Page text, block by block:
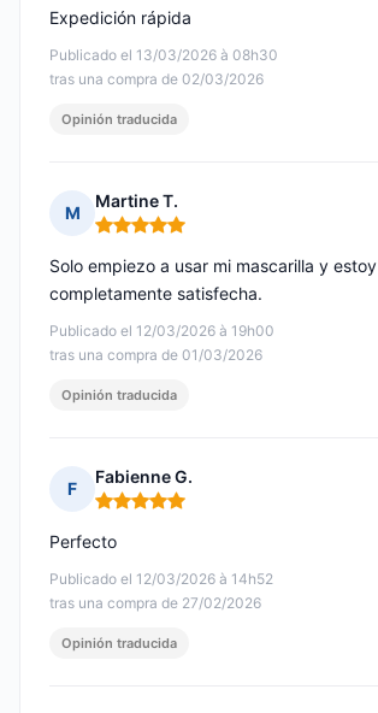
Publicado el 13/03/2026 à 08h30
tras una compra de 02/03/2026
Expedición rápida
Opinión traducida
M
Martine T.
Nota: 5 de 5
Publicado el 12/03/2026 à 19h00
tras una compra de 01/03/2026
Solo empiezo a usar mi mascarilla y estoy
completamente satisfecha.
Opinión traducida
F
Fabienne G.
Nota: 5 de 5
Publicado el 12/03/2026 à 14h52
tras una compra de 27/02/2026
Perfecto
Opinión traducida